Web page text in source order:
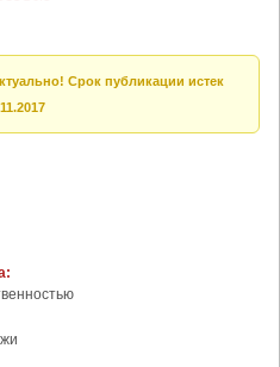
Срок публикации истек